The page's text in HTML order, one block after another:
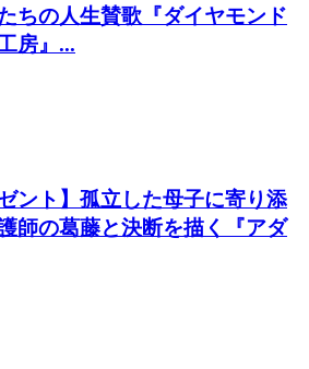
ちの人生賛歌『ダイヤモンド
房』...
ント】孤立した母子に寄り添
師の葛藤と決断を描く『アダ